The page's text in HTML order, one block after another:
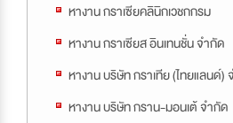
หางาน กราเซียคลินิกเวชกกรม
หางาน กราเซียส อินเทนชั่น จำกัด
หางาน บริษัท กราเทีย (ไทยแลนด์)
หางาน บริษัท กราน-มอนเต้ จำกัด